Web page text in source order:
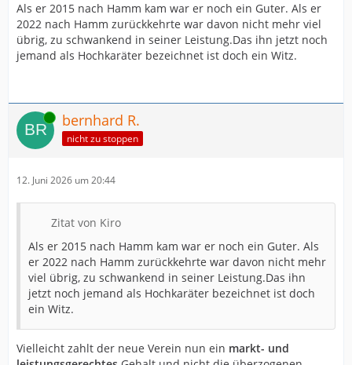
Als er 2015 nach Hamm kam war er noch ein Guter. Als er
2022 nach Hamm zurückkehrte war davon nicht mehr viel
übrig, zu schwankend in seiner Leistung.Das ihn jetzt noch
jemand als Hochkaräter bezeichnet ist doch ein Witz.
Online bernhard R.
nicht zu stoppen
12. Juni 2026 um 20:44
Zitat von Kiro
Als er 2015 nach Hamm kam war er noch ein Guter. Als
er 2022 nach Hamm zurückkehrte war davon nicht mehr
viel übrig, zu schwankend in seiner Leistung.Das ihn
jetzt noch jemand als Hochkaräter bezeichnet ist doch
ein Witz.
Vielleicht zahlt der neue Verein nun ein markt- und